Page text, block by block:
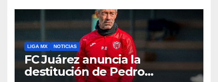
LIGA MX NOTICIAS
FC Juárez anuncia la
destitución de Pedro